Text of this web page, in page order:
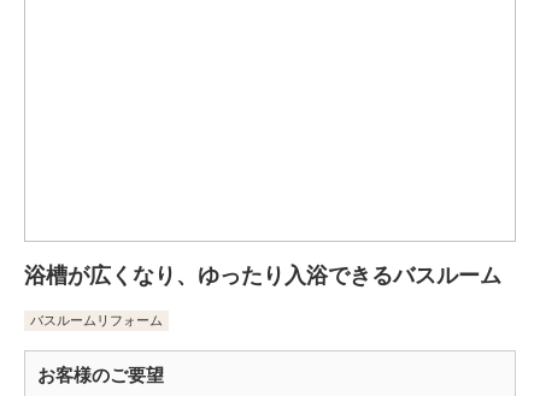
浴槽が広くなり、ゆったり入浴できるバスルーム
バスルームリフォーム
お客様のご要望